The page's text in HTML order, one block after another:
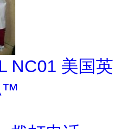
NC01 美国英